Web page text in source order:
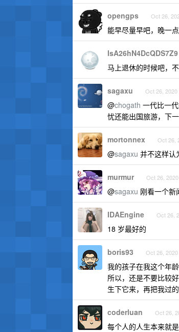
opengps Oct 26,
能早尽量早吧，晚一
IsA26hN4DcQDS7Z9
马上退休的时候吧，
sagaxu Oct 26, 2020
@chogath 一代比一
忧还能出国旅游，下
mortonnex Oct 26,
@sagaxu 并不这样认
murmur Oct 26, 2020
@sagaxu 刚看一个新
IDAEngine Oct 26,
18 岁最好的
boris93 Oct 26,
我的孩子在我这个年
所以，还是不要比较好
生下它来，再把我过
coderluan Oct 26,
每个人的人生本来就